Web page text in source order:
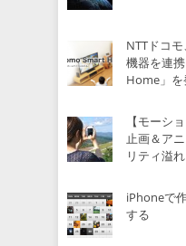
NTTドコ
機器を連
Home」を
【モーシ
止画＆ア
リティ溢
iPhoneで
する